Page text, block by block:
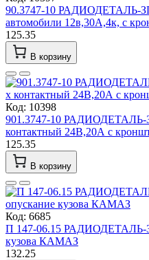
90.3747-10 РАДИОДЕТАЛЬ-ЗП
автомобили 12в,30А,4к, с
125.35
В корзину
Код: 10398
901.3747-10 РАДИОДЕТАЛЬ-
контактный 24В,20А с
125.35
В корзину
Код: 6685
П 147-06.15 РАДИОДЕТАЛЬ-
кузова КАМАЗ
132.25